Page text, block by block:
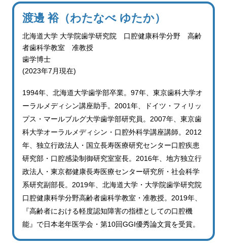
渡邊 裕（わたなべ ゆたか）
北海道大学 大学院歯学研究院 口腔健康科学分野 高齢
者歯科学教室 准教授
歯学博士
(2023年7月現在)
1994年、北海道大学歯学部卒業。97年、東京歯科大学オ
ーラルメディシン講座助手。2001年、ドイツ・フィリッ
プス・マールブルグ大学歯学部研究員。2007年、東京歯
科大学オーラルメディシン・口腔外科学講座講師。2012
年、独立行政法人・国立長寿医療研究センター口腔疾患
研究部・口腔感染制御研究室室長。2016年、地方独立行
政法人・東京都健康長寿医療センター研究所・社会科学
系研究副部長。2019年、北海道大学・大学院歯学研究院
口腔健康科学分野高齢者歯科学教室・准教授。2019年、
『高齢者における軽度認知障害の指標としての口腔機
能』で日本老年医学会・第10回GGI優秀論文賞を受賞。